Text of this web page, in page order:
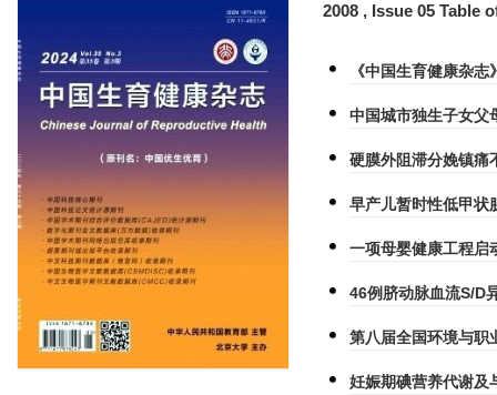
2008 , Issue 05 Table
《中国生育健康杂志
中国城市独生子女父
硬膜外阻滞分娩镇痛
早产儿暂时性低甲状
一项母婴健康工程启
46例脐动脉血流S/D
第八届全国环境与职
妊娠期碘营养代谢及